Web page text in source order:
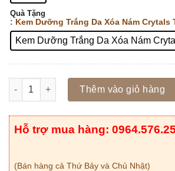
Quà Tặng
: Kem Dưỡng Trắng Da Xóa Nám Crytals
Kem Dưỡng Trắng Da Xóa Nám
Số lượng Thêm vào giỏ hàng
Hỗ trợ mua hàng:
(Bán hàng cả Thứ Bảy và Chủ Nhật)